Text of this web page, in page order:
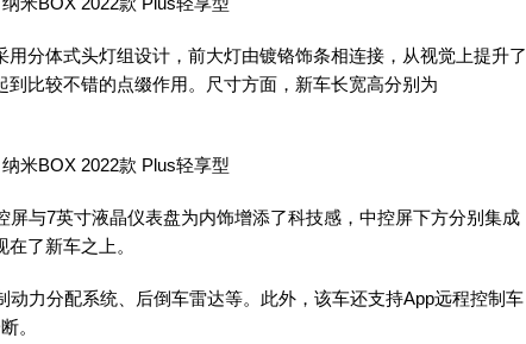
体式头灯组设计，前大灯由镀铬饰条相连接，从视觉上提升了
比较不错的点缀作用。尺寸方面，新车长宽高分别为
与7英寸液晶仪表盘为内饰增添了科技感，中控屏下方分别集成
了新车之上。
力分配系统、后倒车雷达等。此外，该车还支持App远程控制车
。